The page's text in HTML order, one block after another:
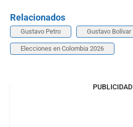
Relacionados
Gustavo Petro Gustavo Bolívar
Elecciones en Colombia 2026
PUBLICIDAD